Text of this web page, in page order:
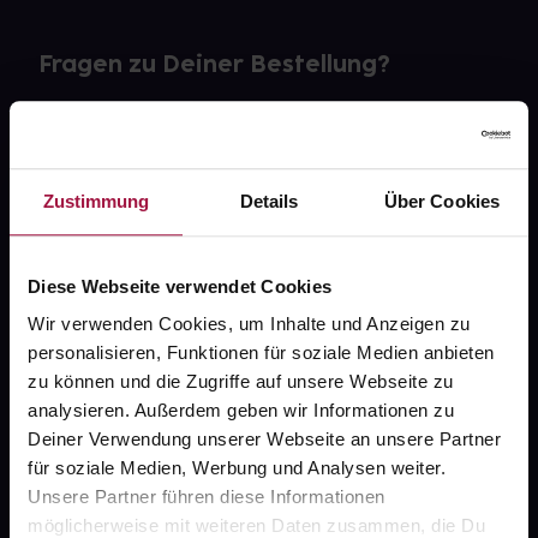
Zustimmung Details Über Cookies
Diese Webseite verwendet Cookies
Wir verwenden Cookies, um Inhalte und Anzeigen zu
personalisieren, Funktionen für soziale Medien anbieten
zu können und die Zugriffe auf unsere Webseite zu
analysieren. Außerdem geben wir Informationen zu
Deiner Verwendung unserer Webseite an unsere Partner
für soziale Medien, Werbung und Analysen weiter.
Unsere Partner führen diese Informationen
möglicherweise mit weiteren Daten zusammen, die Du
Fragen zu Deiner Bestellung?
gesund.de
Über uns
Karriere
Newsletter